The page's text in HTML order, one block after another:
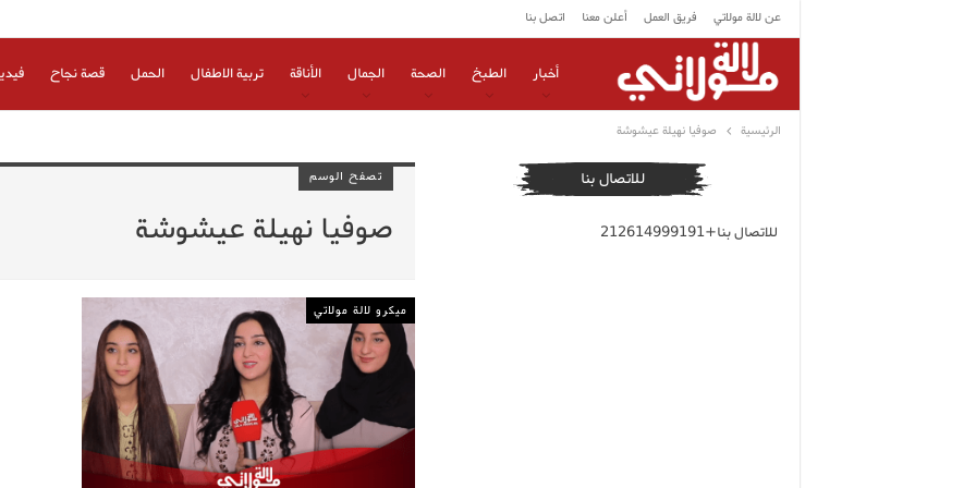
عن لالة مولاتي فريق العمل أعلن معنا اتصل بنا
أخبار الطبخ الصحة الجمال الأناقة تربية الاطفال الحمل قصة نجاح
الرئيسية صوفيا نهيلة عيشوشة
تصفح الوسم
صوفيا نهيلة عيشوشة
ميكرو لالة مولاتي
للاتصال بنا
للاتصال بنا+212614999191